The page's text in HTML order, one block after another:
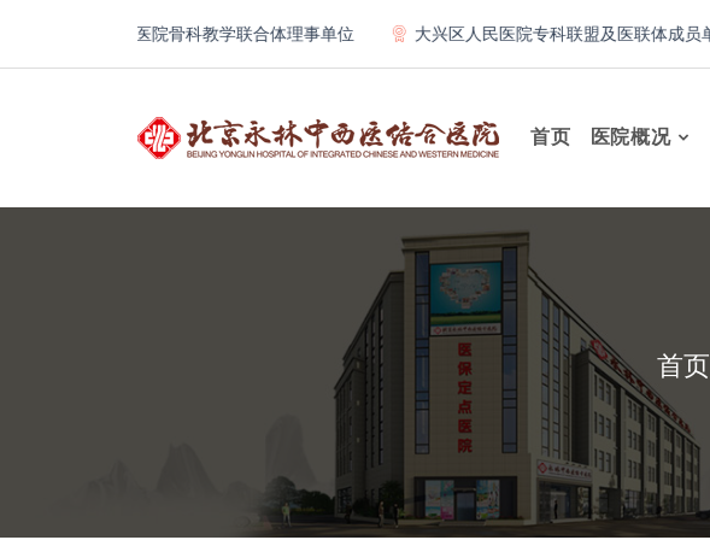
京大学第一医院骨科教学联合体理事单位 大兴区人民医院专科联盟及医联体成员单位
首页 医院概况
首页